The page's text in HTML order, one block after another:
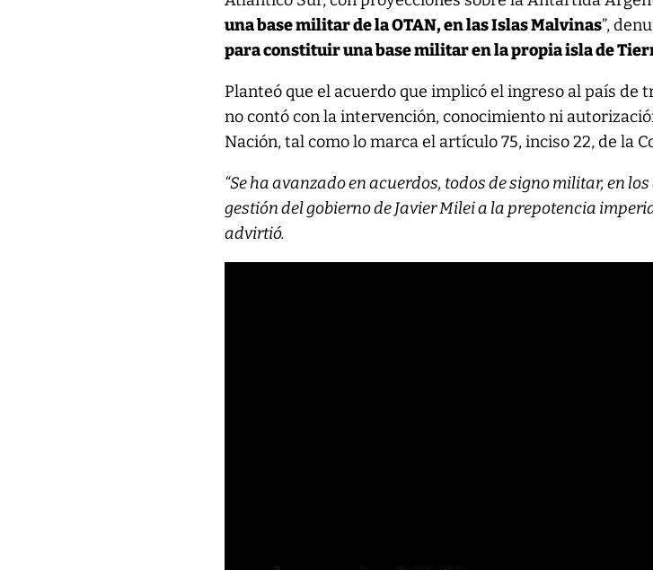
una base militar de la OTAN, en las Islas Malvinas”,
para constituir una base militar en la propia isla de
Planteó que el acuerdo que implicó el ingreso al país de
no contó con la intervención, conocimiento ni
Nación, tal como lo marca el artículo 75, inciso 22, de la
“Se ha avanzado en acuerdos, todos de signo militar, en
gestión del gobierno de Javier Milei a la prepotencia
advirtió.